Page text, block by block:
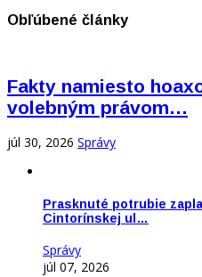
Obľúbené články
Fakty namiesto
volebným právom…
júl 30, 2026 Správy
Prasknuté potrubie
Cintorínskej ul…
Správy
júl 07, 2026